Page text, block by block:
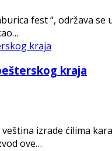
fest “, održava
kraja
izrade ćilima
ove…